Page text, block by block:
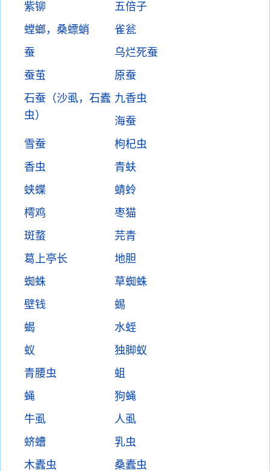
紫铆
五倍子
螳螂，桑螵蛸
雀瓮
蚕
乌烂死蚕
蚕茧
原蚕
石蚕（沙虱，石蠹
虫）
九香虫
海蚕
雪蚕
枸杞虫
香虫
青蚨
蛱蝶
蜻蛉
樗鸡
枣猫
斑蝥
芫青
葛上亭长
地胆
蜘蛛
草蜘蛛
壁钱
蜴
蝎
水蛭
蚁
独脚蚁
青腰虫
蛆
蝇
狗蝇
牛虱
人虱
蛴螬
乳虫
木蠹虫
桑蠹虫